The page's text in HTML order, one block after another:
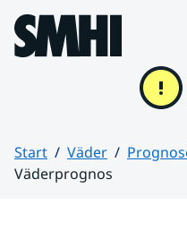
Hoppa till sidans innehåll
Start Väder
Väderprognos